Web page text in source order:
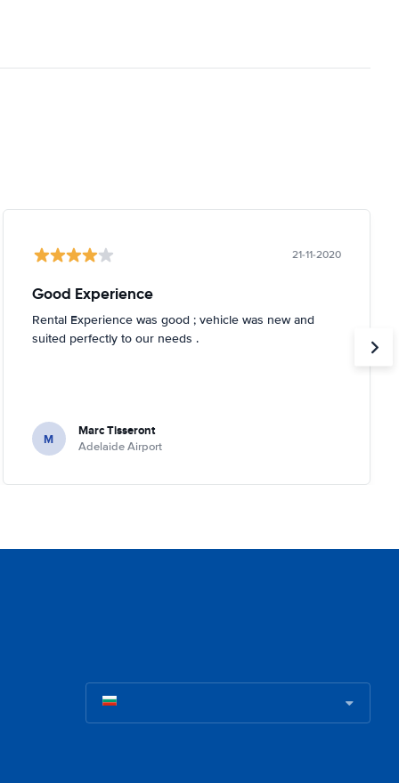
21-11-2020
Good Experience
Rental Experience was good ; vehicle was new and
suited perfectly to our needs .
M Marc Tisseront
Adelaide Airport